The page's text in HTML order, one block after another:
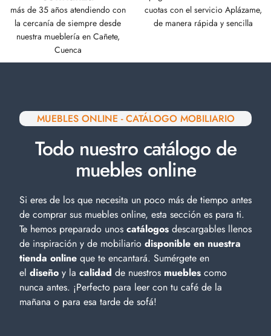
más de 35 años atendiendo con
la cercanía de siempre desde
nuestra mueblería en Cañete,
Cuenca
cuotas con el servicio Aplázame,
de manera rápida y sencilla
MUEBLES ONLINE - CATÁLOGO MOBILIARIO
Todo nuestro catálogo de
muebles online
Si eres de los que necesita un poco más de tiempo antes
de comprar sus muebles online, esta sección es para ti.
Te hemos preparado unos catálogos descargables llenos
de inspiración y de mobiliario disponible en nuestra
tienda online que te encantará. Sumérgete en
el diseño y la calidad de nuestros muebles como
nunca antes. ¡Perfecto para leer con tu café de la
mañana o para esa tarde de sofá!